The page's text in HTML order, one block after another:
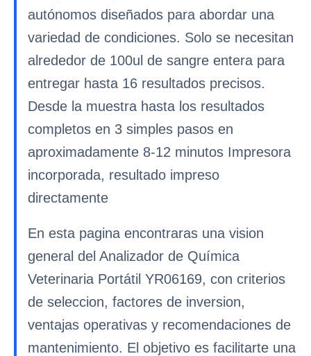
autónomos diseñados para abordar una
variedad de condiciones. Solo se necesitan
alrededor de 100ul de sangre entera para
entregar hasta 16 resultados precisos.
Desde la muestra hasta los resultados
completos en 3 simples pasos en
aproximadamente 8-12 minutos Impresora
incorporada, resultado impreso
directamente
En esta pagina encontraras una vision
general del Analizador de Química
Veterinaria Portátil YR06169, con criterios
de seleccion, factores de inversion,
ventajas operativas y recomendaciones de
mantenimiento. El objetivo es facilitarte una